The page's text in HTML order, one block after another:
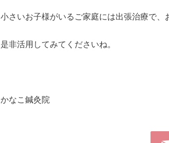
小さいお子様がいるご家庭には出張治療で
是非活用してみてくださいね。
かなこ鍼灸院